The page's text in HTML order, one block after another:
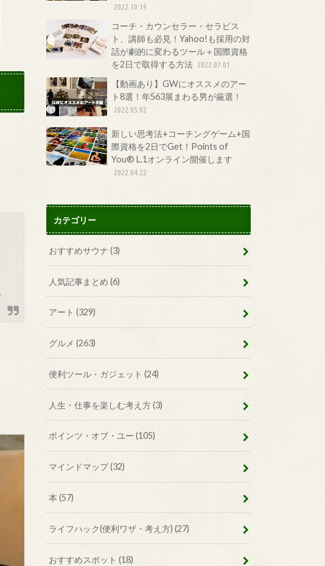
2022.10.19
コーチ・カウンセラー・セラピス
ト、講師も必見！Yahoo!も採用の対
話が劇的に変わるツール＋国際資格
を2日で取得する方法 2022.07.01
【動画あり】GWにオススメのアー
ト8選！年563展まわる男が厳選！
2022.05.02
新しい思考法+コーチングゲーム+国
際資格を2日でGet！Points of
You® L.1オンライン開催します
2022.04.22
カテゴリー
おすすめサウナ(3)
人気記事まとめ(6)
アート(329)
グルメ(263)
便利ツール・ガジェット(24)
人生・仕事を楽しむ考え方(3)
ポインツ・オブ・ユー(105)
マインドマップ(32)
本(57)
ライフハック(便利ワザ・考え方)(27)
おすすめスポット(18)